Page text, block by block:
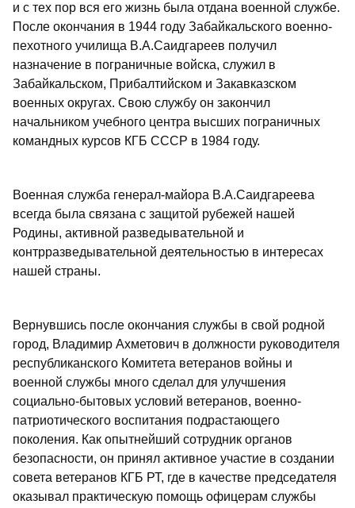
и с тех пор вся его жизнь была отдана военной службе.
После окончания в 1944 году Забайкальского военно-
пехотного училища В.А.Саидгареев получил
назначение в пограничные войска, служил в
Забайкальском, Прибалтийском и Закавказском
военных округах. Свою службу он закончил
начальником учебного центра высших пограничных
командных курсов КГБ СССР в 1984 году.
Военная служба генерал-майора В.А.Саидгареева
всегда была связана с защитой рубежей нашей
Родины, активной разведывательной и
контрразведывательной деятельностью в интересах
нашей страны.
Вернувшись после окончания службы в свой родной
город, Владимир Ахметович в должности руководителя
республиканского Комитета ветеранов войны и
военной службы много сделал для улучшения
социально-бытовых условий ветеранов, военно-
патриотического воспитания подрастающего
поколения. Как опытнейший сотрудник органов
безопасности, он принял активное участие в создании
совета ветеранов КГБ РТ, где в качестве председателя
оказывал практическую помощь офицерам службы